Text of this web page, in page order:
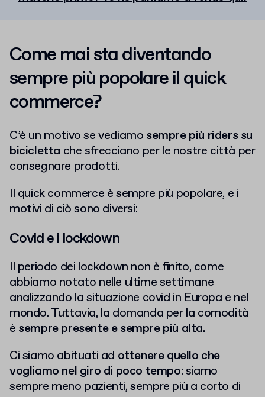
Come mai sta diventando
sempre più popolare il quick
commerce?
C’è un motivo se vediamo sempre più riders su
bicicletta che sfrecciano per le nostre città per
consegnare prodotti.
Il quick commerce è sempre più popolare, e i
motivi di ciò sono diversi:
Covid e i lockdown
Il periodo dei lockdown non è finito, come
abbiamo notato nelle ultime settimane
analizzando la situazione covid in Europa e nel
mondo. Tuttavia, la domanda per la comodità
è sempre presente e sempre più alta.
Ci siamo abituati ad ottenere quello che
vogliamo nel giro di poco tempo: siamo
sempre meno pazienti, sempre più a corto di